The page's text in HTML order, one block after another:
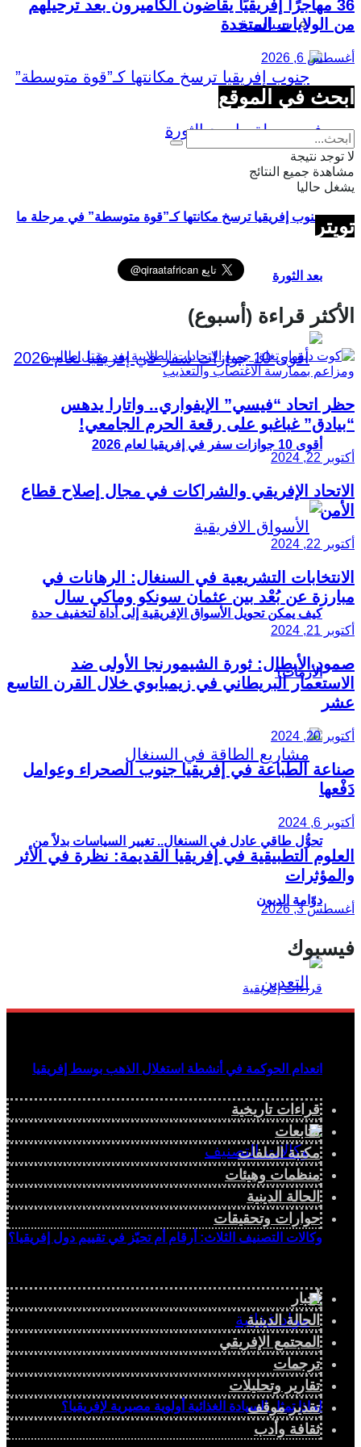
سياسية
جنوب إفريقيا ترسخ مكانتها كـ”قوة متوسطة” في مرحلة ما
بعد الثورة
أقوى 10 جوازات سفر في إفريقيا لعام 2026
كيف يمكن تحويل الأسواق الإفريقية إلى أداة لتخفيف حدة
الأزمات؟
تحوُّل طاقي عادل في السنغال.. تغيير السياسات بدلاً من
دوّامة الديون
انعدام الحوكمة في أنشطة استغلال الذهب بوسط إفريقيا
وكالات التصنيف الثلاث: أرقام أم تحيّز في تقييم دول إفريقيا؟
لماذا تمثل السيادة الغذائية أولوية مصيرية لإفريقيا؟
36 مهاجرًا إفريقيًا يقاضون الكاميرون بعد ترحيلهم
من الولايات المتحدة
أغسطس 6, 2026
ابحث في الموقع
لا توجد نتيجة
مشاهدة جميع النتائج
يشغل حاليا
تويتر
الأكثر قراءة (أسبوع)
حظر اتحاد “فيسي” الإيفواري.. واتارا يدهس
“بيادق” غباغبو على رقعة الحرم الجامعي!
أكتوبر 22, 2024
الاتحاد الإفريقي والشراكات في مجال إصلاح قطاع
الأمن
أكتوبر 22, 2024
الانتخابات التشريعية في السنغال: الرهانات في
مبارزة عن بُعْد بين عثمان سونكو وماكي سال
أكتوبر 21, 2024
صمود الأبطال: ثورة الشيمورنجا الأولى ضد
الاستعمار البريطاني في زيمبابوي خلال القرن التاسع
عشر
أكتوبر 20, 2024
صناعة الطباعة في إفريقيا جنوب الصحراء وعوامل
دَفْعها
أكتوبر 6, 2024
العلوم التطبيقية في إفريقيا القديمة: نظرة في الأثر
والمؤثرات
أغسطس 3, 2026
فيسبوك
قراءات تاريخية
متابعات
مكتبة الملفات
منظمات وهيئات
الحالة الدينية
حوارات وتحقيقات
أخبار
الحالة الدينية
المجتمع الإفريقي
ترجمات
تقارير وتحليلات
تقدير موقف
ثقافة وأدب